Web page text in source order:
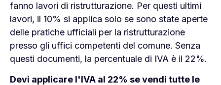
fanno lavori di ristrutturazione. Per questi ultimi
lavori, il 10% si applica solo se sono state aperte
delle pratiche ufficiali per la ristrutturazione
presso gli uffici competenti del comune. Senza
questi documenti, la percentuale di IVA è il 22%.
Devi applicare l'IVA al 22% se vendi tutte le